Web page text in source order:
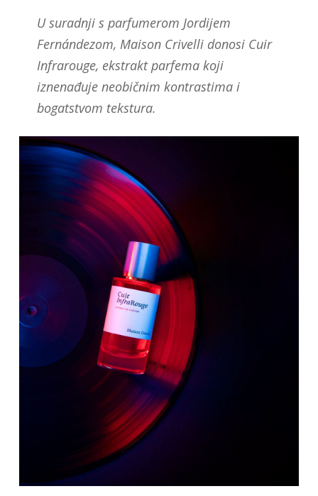
U suradnji s parfumerom Jordijem
Fernándezom, Maison Crivelli donosi Cuir
Infrarouge, ekstrakt parfema koji
iznenađuje neobičnim kontrastima i
bogatstvom tekstura.